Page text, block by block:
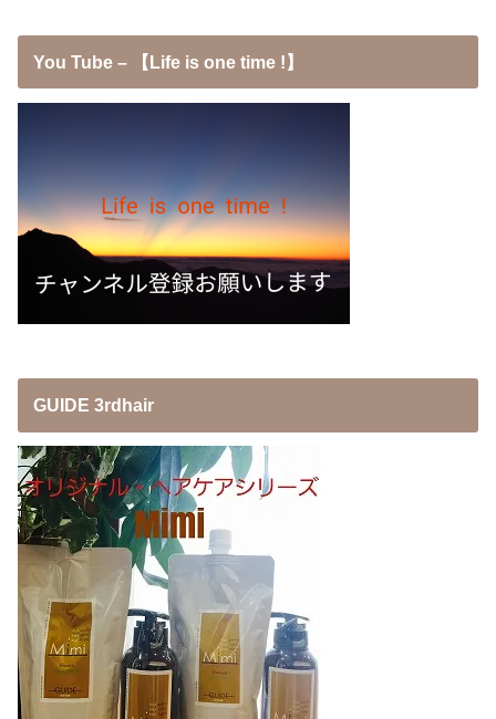
You Tube – 【Life is one time !】
GUIDE 3rdhair